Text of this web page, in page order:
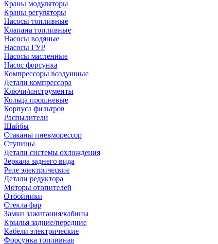
Краны модуляторы
Краны регуляторы
Насосы топливные
Клапана топливные
Насосы водяные
Насосы ГУР
Насосы масленные
Насос форсунка
Компрессоры воздушные
Детали компрессора
Ключи/инструменты
Кольца прошневые
Корпуса фильтров
Распылители
Шайбы
Стаканы пневморессор
Ступицы
Детали системы охлождения
Зеркала заднего вида
Реле электрические
Детали редуктора
Моторы отопителей
Отбойники
Стекла фар
Замки зажигания/кабины
Крылья задние/передние
Кабели электрические
Форсунка топливная